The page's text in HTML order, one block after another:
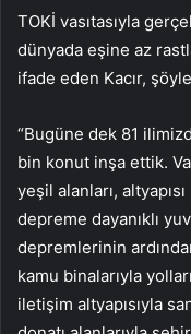
TOKİ vasıtasıyla
dünyada eşine az
ifade eden Kacır,
“Bugüne dek 81
bin konut inşa ettik.
yeşil alanları,
depreme dayanıklı
depremlerinin
kamu binalarıyla
iletişim altyapısıyla